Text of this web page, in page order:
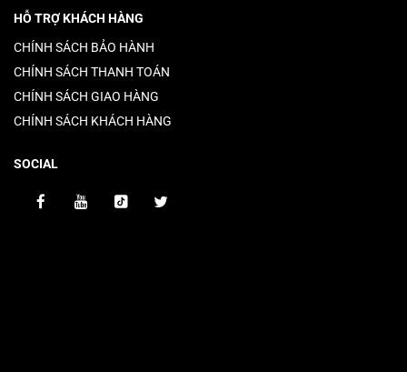
HỖ TRỢ KHÁCH HÀNG
CHÍNH SÁCH BẢO HÀNH
CHÍNH SÁCH THANH TOÁN
CHÍNH SÁCH GIAO HÀNG
CHÍNH SÁCH KHÁCH HÀNG
SOCIAL